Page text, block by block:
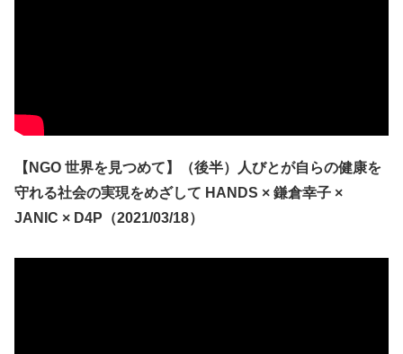
【NGO 世界を見つめて】（後半）人びとが自らの健康を
守れる社会の実現をめざして HANDS × 鎌倉幸子 ×
JANIC × D4P（2021/03/18）